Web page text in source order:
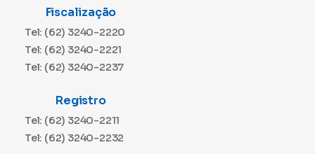
Fiscalização
Tel: (62) 3240-2220
Tel: (62) 3240-2221
Tel: (62) 3240-2237
Registro
Tel: (62) 3240-2211
Tel: (62) 3240-2232